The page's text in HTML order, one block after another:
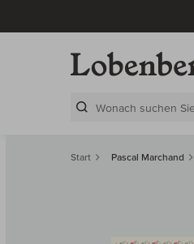
Start Pascal Marchand